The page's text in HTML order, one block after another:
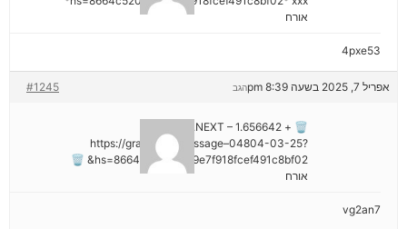
אורח
4pxe53
אפריל 7, 2025 בשעה 8:39 pm #1245 הגב
🗑 + 1.656642 BTC.NEXT –
https://graph.org/Message–04804-03-25?
hs=8664c520642b9e7f918fcef491c8bf02& 🗑
אורח
vg2an7